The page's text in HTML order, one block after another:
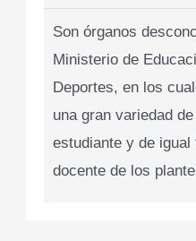
Son órganos
Ministerio de
Deportes, en los
una gran variedad
estudiante y de igual
docente de los